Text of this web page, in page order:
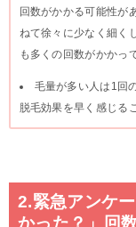
回数がかかる可能性が
ねて徐々に少なく細く
も多くの回数がかかっ
毛量が多い人は1回
脱毛効果を早く感じる
2.緊急アンケ
かった？」回